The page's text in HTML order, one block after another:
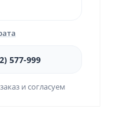
577-999
и согласуем